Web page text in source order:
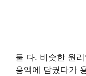
둘 다. 비슷한 원
용액에 담궜다가